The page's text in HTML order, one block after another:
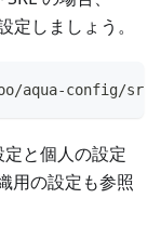
定しましょう。
foo/aqua-
と個人の設定
用の設定も参照